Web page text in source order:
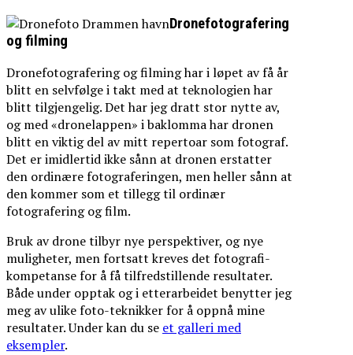
Dronefotografering
og filming
Dronefotografering og filming har i løpet av få år
blitt en selvfølge i takt med at teknologien har
blitt tilgjengelig. Det har jeg dratt stor nytte av,
og med «dronelappen» i baklomma har dronen
blitt en viktig del av mitt repertoar som fotograf.
Det er imidlertid ikke sånn at dronen erstatter
den ordinære fotograferingen, men heller sånn at
den kommer som et tillegg til ordinær
fotografering og film.
Bruk av drone tilbyr nye perspektiver, og nye
muligheter, men fortsatt kreves det fotografi-
kompetanse for å få tilfredstillende resultater.
Både under opptak og i etterarbeidet benytter jeg
meg av ulike foto-teknikker for å oppnå mine
resultater. Under kan du se et galleri med
eksempler.